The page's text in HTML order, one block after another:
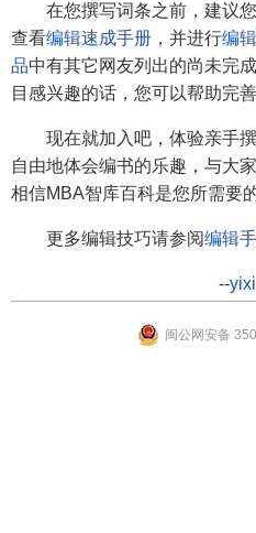
在您撰写词条之前，建议
查看编辑速成手册 ，并进行编
品中有其它网友列出的尚未完
目感兴趣的话，您可以帮助完善
现在就加入吧，体验亲手撰
自由地体会编书的乐趣，与大
相信MBA智库百科是您所需要
更多编辑技巧请参阅编辑
--yixi
闽公网安备